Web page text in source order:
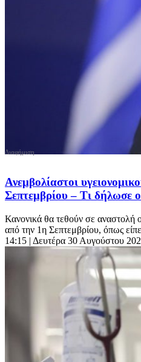
Ανεμβολίαστοι
Σεπτεμβρίου – Τι δήλωσε
Κανονικά θα τεθούν σε αναστολή
από την 1η Σεπτεμβρίου, όπως
14:15 | Δευτέρα 30 Αυγούστου